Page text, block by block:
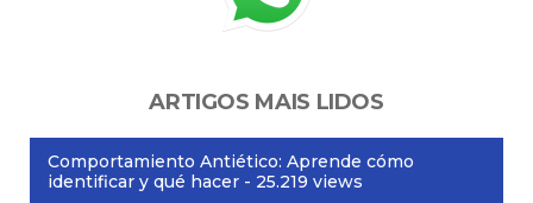
ARTIGOS MAIS LIDOS
Comportamiento Antiético: Aprende cómo
identificar y qué hacer - 25.219 views